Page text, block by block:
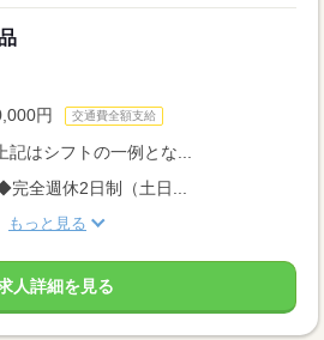
円 交通費全額支給
はシフトの一例とな...
完全週休2日制（土日...
もっと見る
人詳細を見る